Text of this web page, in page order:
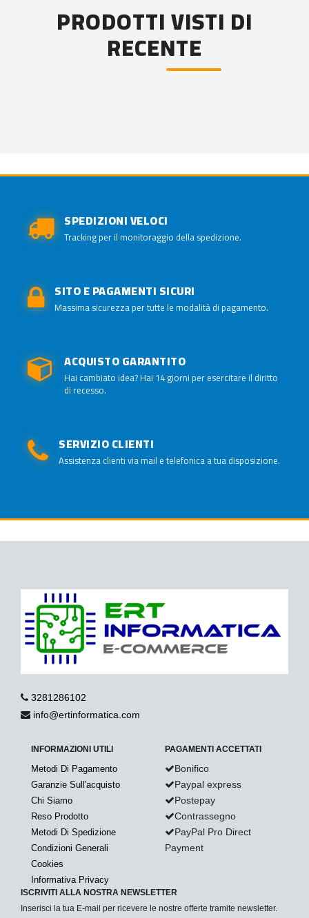
PRODOTTI VISTI DI
RECENTE
SPEDIZIONI VELOCI
Tracking per il monitoraggio della spedizione.
SITO E PAGAMENTI SICURI
Massima sicurezza per tutte le modalità di pagamento.
ACQUISTO GARANTITO
Hai cambiato idea? Hai 14 giorni per esercitare il diritto
di recesso.
SERVIZIO CLIENTI
Assistenza clienti via mail e telefonica a tua disposizione.
3281286102
info@ertinformatica.com
INFORMAZIONI UTILI
Metodi Di Pagamento
Garanzie Sull'acquisto
Chi Siamo
Reso Prodotto
Metodi Di Spedizione
Condizioni Generali
Cookies
Informativa Privacy
PAGAMENTI ACCETTATI
Bonifico
Paypal express
Postepay
Contrassegno
PayPal Pro Direct
Payment
ISCRIVITI ALLA NOSTRA NEWSLETTER
Inserisci la tua E-mail per ricevere le nostre offerte tramite newsletter.